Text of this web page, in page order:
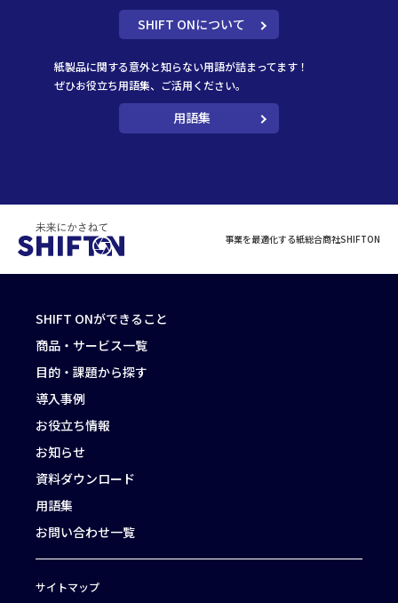
SHIFT ONについて
紙製品に関する意外と知らない用語が詰まってます！
ぜひお役立ち用語集、ご活用ください。
用語集
事業を最適化する紙総合商社SHIFTON
SHIFT ONができること
商品・サービス一覧
目的・課題から探す
導入事例
お役立ち情報
お知らせ
資料ダウンロード
用語集
お問い合わせ一覧
サイトマップ